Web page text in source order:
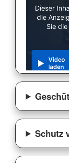
Dieser
die
Sie die
Video
laden
Schutz